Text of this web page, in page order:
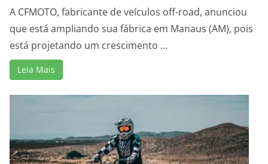
A CFMOTO, fabricante de veículos off-road, anunciou
que está ampliando sua fábrica em Manaus (AM), pois
está projetando um crescimento ...
Leia Mais